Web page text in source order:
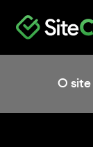
O site